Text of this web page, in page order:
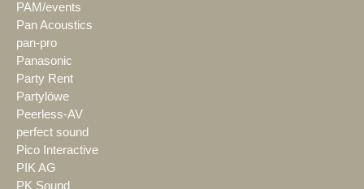
PAM/events
Pan Acoustics
pan-pro
Panasonic
Party Rent
Partylöwe
Peerless-AV
perfect sound
Pico Interactive
PIK AG
PK Sound